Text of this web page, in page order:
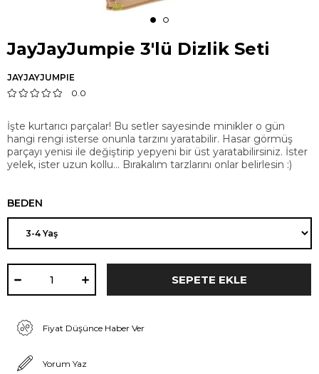
JayJayJumpie 3'lü Dizlik Seti
JAYJAYJUMPIE
0.0
İşte kurtarıcı parçalar! Bu setler sayesinde minikler o gün
hangi rengi isterse onunla tarzını yaratabilir. Hasar görmüş
parçayı yenisi ile değiştirip yepyeni bir üst yaratabilirsiniz. İster
yelek, ister uzun kollu… Bırakalım tarzlarını onlar belirlesin :)
BEDEN
Fiyat Düşünce Haber Ver
Yorum Yaz